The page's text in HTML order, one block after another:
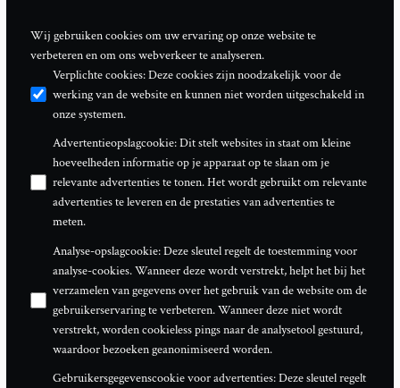
Wij gebruiken cookies om uw ervaring op onze website te
verbeteren en om ons webverkeer te analyseren.
Verplichte cookies:Deze cookies zijn noodzakelijk voor de
werking van de website en kunnen niet worden uitgeschakeld in
onze systemen.
Advertentieopslagcookie:Dit stelt websites in staat om kleine
hoeveelheden informatie op je apparaat op te slaan om je
relevante advertenties te tonen. Het wordt gebruikt om relevante
advertenties te leveren en de prestaties van advertenties te
meten.
Analyse-opslagcookie:Deze sleutel regelt de toestemming voor
analyse-cookies. Wanneer deze wordt verstrekt, helpt het bij het
verzamelen van gegevens over het gebruik van de website om de
gebruikerservaring te verbeteren. Wanneer deze niet wordt
verstrekt, worden cookieless pings naar de analysetool gestuurd,
waardoor bezoeken geanonimiseerd worden.
Gebruikersgegevenscookie voor advertenties:Deze sleutel regelt